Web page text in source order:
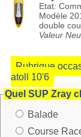
Etat:
Modèle
double
Valeur
Rubrique
atoll 10'6
Quel SUP Zray
Balade
Course